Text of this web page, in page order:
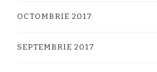
OCTOMBRIE 2017
SEPTEMBRIE 2017